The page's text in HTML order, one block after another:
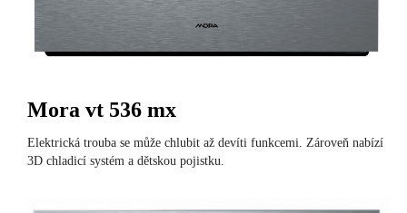
Mora vt 536 mx
Elektrická trouba se může chlubit až devíti funkcemi. Zároveň nabízí
3D chladicí systém a dětskou pojistku.